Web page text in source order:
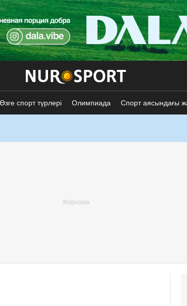
Өзге спорт түрлері Олимпиада Спорт аясындағы